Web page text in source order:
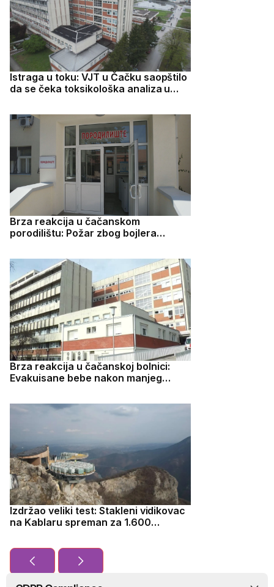
Istraga u toku: VJT u Čačku saopštilo
da se čeka toksikološka analiza u
Brza reakcija u čačanskom
porodilištu: Požar zbog bojlera
Brza reakcija u čačanskoj bolnici:
Evakuisane bebe nakon manjeg
Izdržao veliki test: Stakleni vidikovac
na Kablaru spreman za 1.600